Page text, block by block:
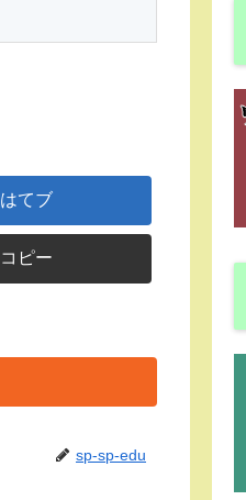
はてブ
コピー
sp-sp-edu